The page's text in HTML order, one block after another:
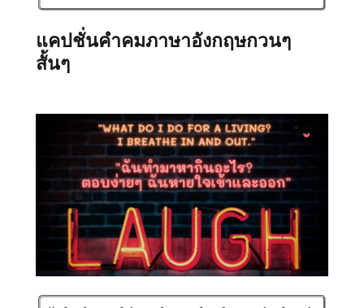
แคปชั่นคำคมภาษาอังกฤษกวนๆ
สั้นๆ